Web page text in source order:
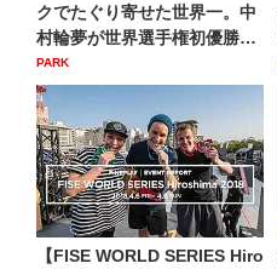
クでたぐり寄せた世界一。中
村輪夢が世界選手権初優勝
「2...
PARK
【FISE WORLD SERIES Hiro